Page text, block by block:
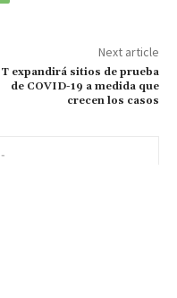
Next article
expandirá sitios de prueba
de COVID-19 a medida que
crecen los casos